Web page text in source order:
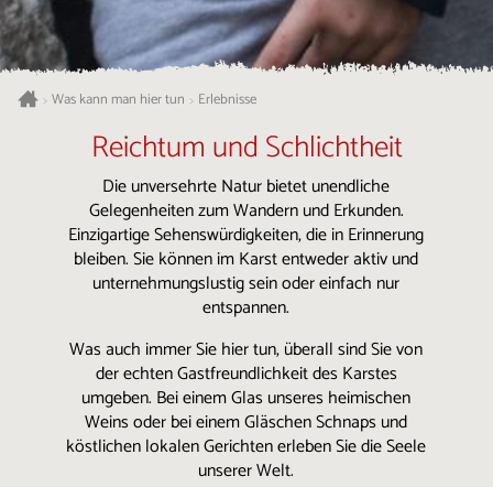
>Was kann man hier tun > Erlebnisse
Reichtum und Schlichtheit
Die unversehrte Natur bietet unendliche
Gelegenheiten zum Wandern und Erkunden.
Einzigartige Sehenswürdigkeiten, die in Erinnerung
bleiben. Sie können im Karst entweder aktiv und
unternehmungslustig sein oder einfach nur
entspannen.
Was auch immer Sie hier tun, überall sind Sie von
der echten Gastfreundlichkeit des Karstes
umgeben. Bei einem Glas unseres heimischen
Weins oder bei einem Gläschen Schnaps und
köstlichen lokalen Gerichten erleben Sie die Seele
unserer Welt.